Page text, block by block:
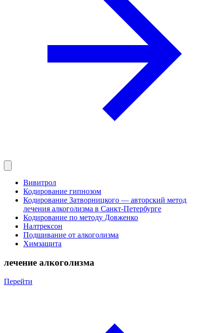
Вивитрол
Кодирование гипнозом
Кодирование Затворницкого — авторский метод
лечения алкоголизма в Санкт‑Петербурге
Кодирование по методу Довженко
Налтрексон
Подшивание от алкоголизма
Химзащита
лечение алкоголизма
Перейти